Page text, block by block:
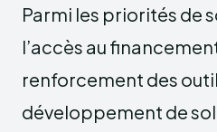
Parmi les priorités de
l’accès au
renforcement des
développement de